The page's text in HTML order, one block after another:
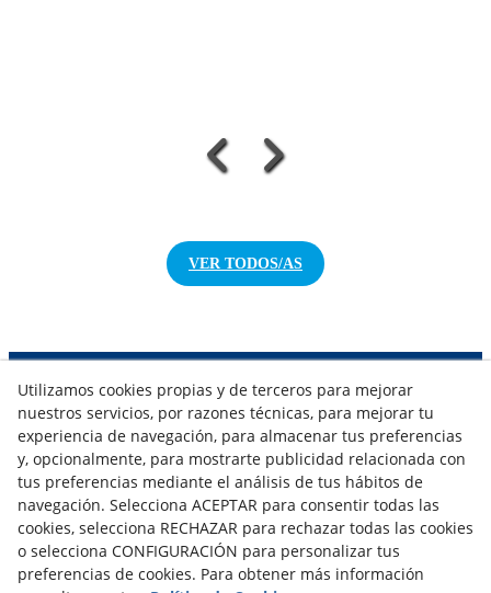
VER TODOS/AS
NOTICIAS AEROTERMIA
NOTICIAS FOTOVOLTAICA
NOTICIAS CLIMATIZACIÓN
NOTICIAS CALEFACCIÓN
NOTICIAS BIOMASA
NOTICIAS VENTILACIÓN
NOTICIAS ACS
Utilizamos cookies propias y de terceros para mejorar
nuestros servicios, por razones técnicas, para mejorar tu
experiencia de navegación, para almacenar tus preferencias
y, opcionalmente, para mostrarte publicidad relacionada con
tus preferencias mediante el análisis de tus hábitos de
navegación. Selecciona ACEPTAR para consentir todas las
cookies, selecciona RECHAZAR para rechazar todas las cookies
o selecciona CONFIGURACIÓN para personalizar tus
preferencias de cookies. Para obtener más información